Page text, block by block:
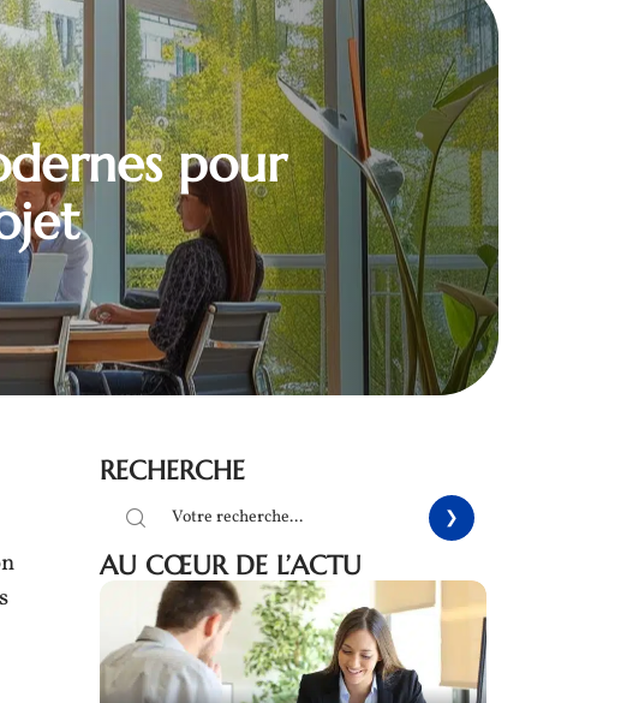
pour
RECHERCHE
AU CŒUR DE L’ACTU